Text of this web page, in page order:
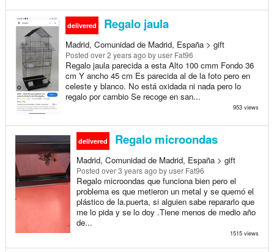
delivered Regalo jaula
Madrid, Comunidad de Madrid, España > gift
Posted over 2 years ago by user Fat96
Regalo jaula parecida a esta Alto 100 cmm Fondo 36
cm Y ancho 45 cm Es parecida al de la foto pero en
celeste y blanco. No está oxidada ni nada pero lo
regalo por cambio Se recoge en san...
953 views
delivered Regalo microondas
Madrid, Comunidad de Madrid, España > gift
Posted over 3 years ago by user Fat96
Regalo microondas que funciona bien pero el
problema es que metieron un metal y se quemó el
plástico de la.puerta, si alguien sabe repararlo que
me lo pida y se lo doy .Tiene menos de medio año
de...
1515 views